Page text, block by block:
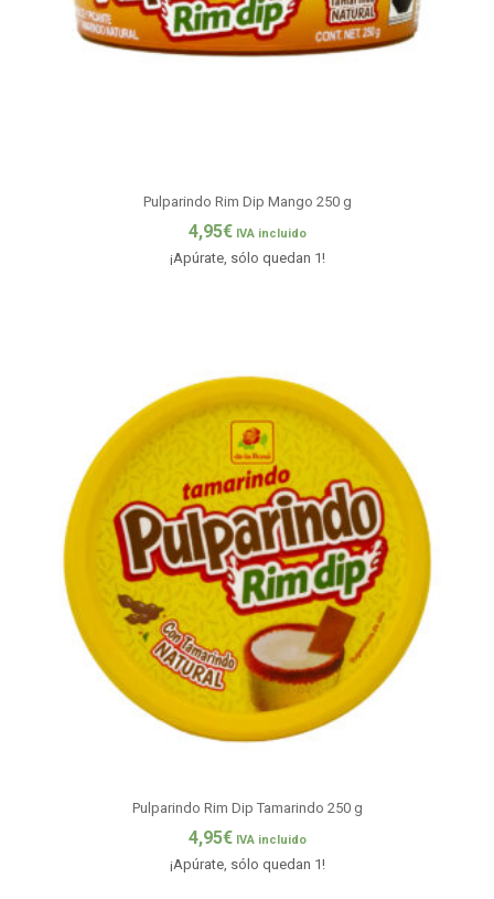
Pulparindo Rim Dip Mango 250 g
4,95€ IVA incluido
¡Apúrate, sólo quedan 1!
Pulparindo Rim Dip Tamarindo 250 g
4,95€ IVA incluido
¡Apúrate, sólo quedan 1!